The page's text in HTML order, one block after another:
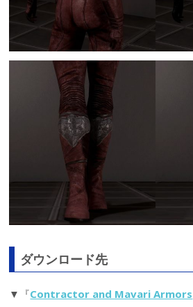
ダウンロード先
▼『Contractor and Mavari Armors